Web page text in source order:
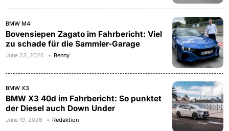
BMW M4
Bovensiepen Zagato im Fahrbericht: Viel
zu schade für die Sammler-Garage
June 23, 2026 Benny
BMW X3
BMW X3 40d im Fahrbericht: So punktet
der Diesel auch Down Under
June 19, 2026 Redaktion